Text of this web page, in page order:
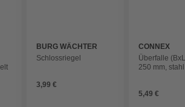
BURG WÄCHTER
Schlossriegel
3,99 €
CONNEX
Überfalle
250 mm, stahl
5,49 €